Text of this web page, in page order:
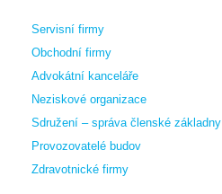
Servisní firmy
Obchodní firmy
Advokátní kanceláře
Neziskové organizace
Sdružení – správa členské základny
Provozovatelé budov
Zdravotnické firmy